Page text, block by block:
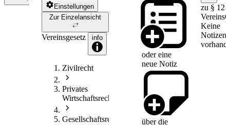
Einstellungen
Zur Einzelansicht
Vereinsgesetz info
Zivilrecht
Privates
Wirtschaftsrecht
Gesellschaftsrecht
oder eine
neue Notiz
über die
zu § 12
Keine
Notizen